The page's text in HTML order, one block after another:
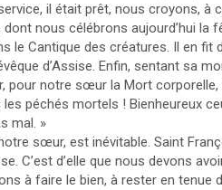
il était prêt, nous croyons, à
dont nous célébrons aujourd’hui
le Cantique des créatures. Il en
d’Assise. Enfin, sentant sa
pour notre sœur la Mort
péchés mortels ! Bienheureux
mal. »
sœur, est inévitable. Saint
C’est d’elle que nous devons
à faire le bien, à rester en tenue